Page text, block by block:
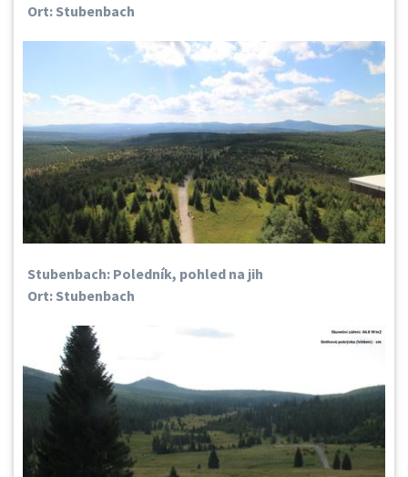
Ort: Stubenbach
Stubenbach: Poledník, pohled na jih
Ort: Stubenbach